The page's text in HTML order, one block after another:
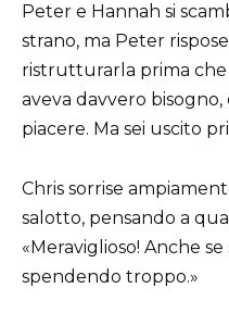
Peter e Hannah si
strano, ma Peter
ristrutturarla prima che
aveva davvero bisogno,
piacere. Ma sei uscito
Chris sorrise
salotto, pensando a
«Meraviglioso! Anche
spendendo troppo.»